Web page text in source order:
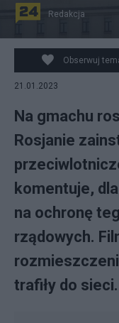
System Pancyr na
Redakcja
Obserwuj
21.01.2023
Na gmachu
Rosjanie
komentuje,
na ochronę
rządowych.
trafiły do sieci.